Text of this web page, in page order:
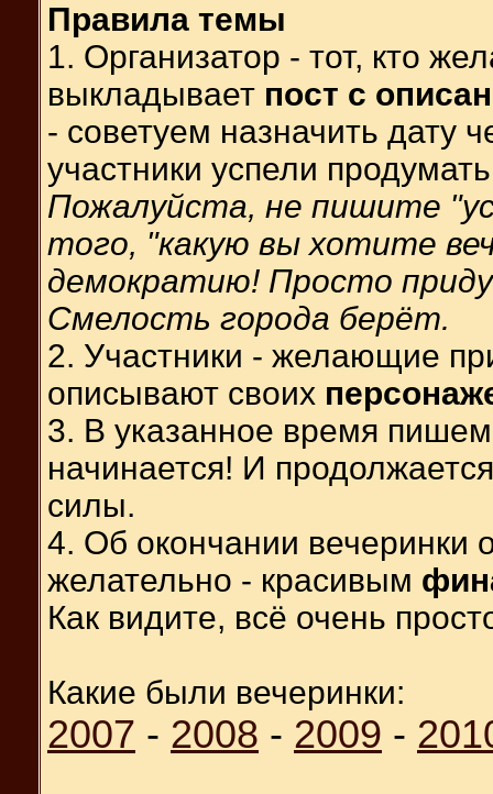
Правила темы
1. Организатор - тот, кто
выкладывает пост с
- советуем назначить дату
участники успели
Пожалуйста, не пишите
того, "какую вы хотите
демократию! Просто
Смелость города берёт.
2. Участники - желающие
описывают своих
3. В указанное время
начинается! И
силы.
4. Об окончании вечеринки
желательно - красивым
Как видите, всё очень
Какие были вечеринки:
2007 - 2008 - 2009 -